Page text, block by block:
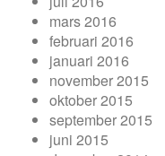
mars 2016
februari 2016
januari 2016
november 2015
oktober 2015
september 2015
juni 2015